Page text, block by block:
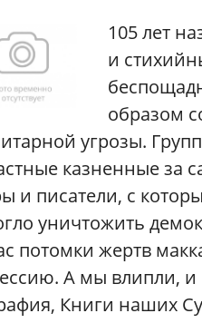
105 лет
и
образом
угрозы.
казненные за
и писатели, с
уничтожить
потомки жертв
А мы влипли, и
Книги наших